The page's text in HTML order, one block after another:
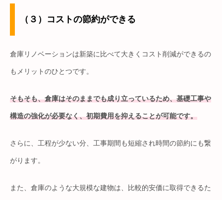
（３）コストの節約ができる
倉庫リノベーションは新築に比べて大きくコスト削減ができるの
もメリットのひとつです。
そもそも、倉庫はそのままでも成り立っているため、基礎工事や
構造の強化が必要なく、初期費用を抑えることが可能です。
さらに、工程が少ない分、工事期間も短縮され時間の節約にも繋
がります。
また、倉庫のような大規模な建物は、比較的安価に取得できるた